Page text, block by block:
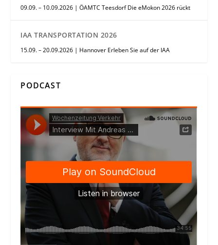
09.09. – 10.09.2026 | ÖAMTC Teesdorf Die eMokon 2026 rückt
IAA TRANSPORTATION 2026
15.09. – 20.09.2026 | Hannover Erleben Sie auf der IAA
PODCAST